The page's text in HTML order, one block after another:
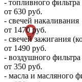
- топливного фильтра
от 630 руб.
- свечей накаливания
от 1470 руб.
- свечей зажигания
от 1490 руб.
- воздушного фильтра
от 350 руб.
- масла и масляного